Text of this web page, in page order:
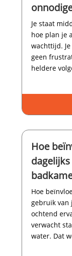
Je staat
hoe plan je
wachttijd.​
geen
heldere
Hoe
Hoe
gebruik van
ochtend
verwacht
water.​ Dat